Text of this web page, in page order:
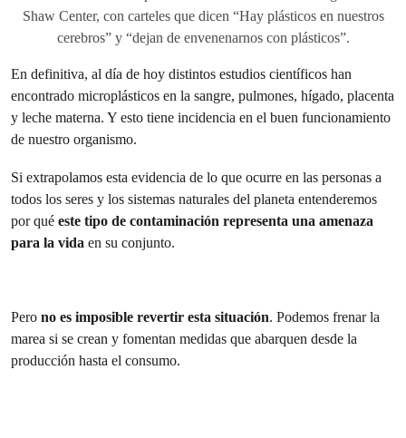
Shaw Center, con carteles que dicen “Hay plásticos en nuestros
cerebros” y “dejan de envenenarnos con plásticos”.
En definitiva, al día de hoy distintos estudios científicos han
encontrado microplásticos en la sangre, pulmones, hígado, placenta
y leche materna. Y esto tiene incidencia en el buen funcionamiento
de nuestro organismo.
Si extrapolamos esta evidencia de lo que ocurre en las personas a
todos los seres y los sistemas naturales del planeta entenderemos
por qué este tipo de contaminación representa una amenaza
para la vida en su conjunto.
Pero no es imposible revertir esta situación. Podemos frenar la
marea si se crean y fomentan medidas que abarquen desde la
producción hasta el consumo.